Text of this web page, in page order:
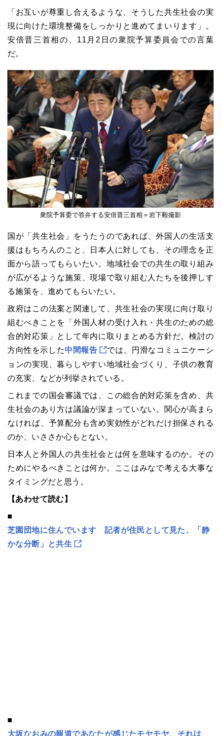
「お互いが尊重し合えるような、そうした共生社会の実
現に向けた環境整備をしっかりと進めてまいります」。
安倍晋三首相の、11月2日の衆院予算委員会での言葉
だ。
衆院予算委で答弁する安倍晋三首相＝岩下毅撮影
国が「共生社会」をうたうのであれば、外国人の生活支
援はもちろんのこと、日本人に対しても、その理念を正
面から語ってもらいたい。地域社会での共生の取り組み
が広がるような施策、現場で取り組む人たちを後押しす
る施策を、進めてもらいたい。
政府はこの法案と関連して、共生社会の実現に向け取り
組むべきことを「外国人材の受け入れ・共生のための総
合的対応策」として年内に取りまとめる方針だ。検討の
方向性を示した中間報告
では、円滑なコミュニケーシ
ョンの実現、暮らしやすい地域社会づくり、子供の教育
の充実、などが列挙されている。
これまでの国会審議では、この総合的対応策を含め、共
生社会のあり方は議論が深まっていない。関心が高まら
なければ、予算配分も含め実効性がどれだけ担保される
のか、いささか心もとない。
日本人と外国人の共生社会とは何を意味するのか。その
ためにやるべきことは何か。ここはみなで考える大事な
タイミングだと思う。
【あわせて読む】
■
芝園団地に住んでいます 記者が住民として見た、「静
かな分断」と共生
■
大坂なおみの報道であなたが感じたモヤモヤ、それは